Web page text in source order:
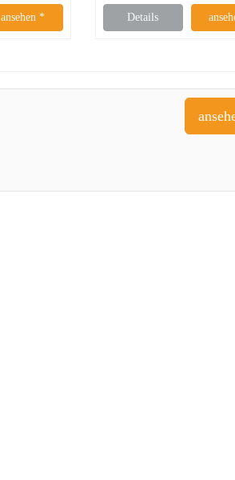
ansehen * Details